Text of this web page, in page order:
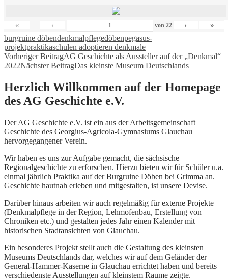
« ‹ von 22 › »
burgruine döbendenkmalpflegedöbenpegasus-
projektpraktikaschulen adoptieren denkmale
Beitragsnavigation
Vorheriger BeitragAG Geschichte als Aussteller auf der „Denkmal“
2022Nächster BeitragDas kleinste Museum Deutschlands
Herzlich Willkommen auf der Homepage
des AG Geschichte e.V.
Der AG Geschichte e.V. ist ein aus der Arbeitsgemeinschaft
Geschichte des Georgius-Agricola-Gymnasiums Glauchau
hervorgegangener Verein.
Wir haben es uns zur Aufgabe gemacht, die sächsische
Regionalgeschichte zu erforschen. Hierzu bieten wir für Schüler u.a.
einmal jährlich Praktika auf der Burgruine Döben bei Grimma an.
Geschichte hautnah erleben und mitgestalten, ist unsere Devise.
Darüber hinaus arbeiten wir auch regelmäßig für externe Projekte
(Denkmalpflege in der Region, Lehmofenbau, Erstellung von
Chroniken etc.) und gestalten jedes Jahr einen Kalender mit
historischen Stadtansichten von Glauchau.
Ein besonderes Projekt stellt auch die Gestaltung des kleinsten
Museums Deutschlands dar, welches wir auf dem Geländer der
General-Hammer-Kaserne in Glauchau errichtet haben und bereits
verschiedenste Ausstellungen auf kleinstem Raume zeigte.